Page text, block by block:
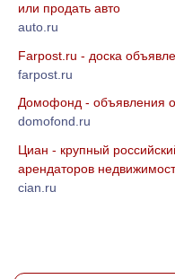
или продать авто
auto.ru
Farpost.ru - доска
farpost.ru
Домофонд - объявления
domofond.ru
Циан - крупный
арендаторов
cian.ru